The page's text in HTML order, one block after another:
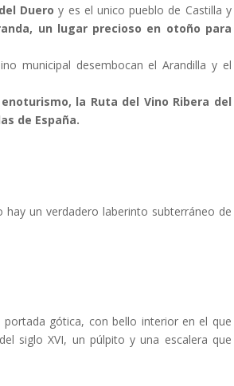
Duero y es el unico pueblo de Castilla y
un lugar precioso en otoño para
municipal desembocan el Arandilla y el
la Ruta del Vino Ribera del
de España.
un verdadero laberinto subterráneo de
gótica, con bello interior en el que
siglo XVI, un púlpito y una escalera que